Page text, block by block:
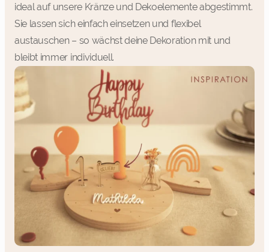
ideal auf unsere Kränze und Dekoelemente abgestimmt.
Sie lassen sich einfach einsetzen und flexibel
austauschen – so wächst deine Dekoration mit und
bleibt immer individuell.